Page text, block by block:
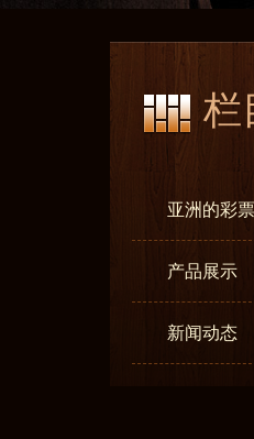
栏
亚洲的彩
产品展示
新闻动态